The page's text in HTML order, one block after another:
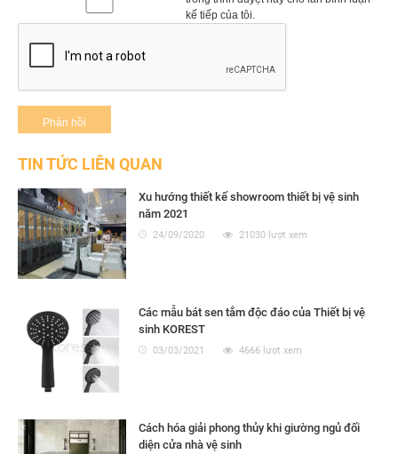
kế tiếp của tôi.
TIN TỨC LIÊN QUAN
Xu hướng thiết kế showroom thiết bị vệ sinh
năm 2021
24/09/2020 21030 lượt xem
Các mẫu bát sen tắm độc đáo của Thiết bị vệ
sinh KOREST
03/03/2021 4666 lượt xem
Cách hóa giải phong thủy khi giường ngủ đối
diện cửa nhà vệ sinh